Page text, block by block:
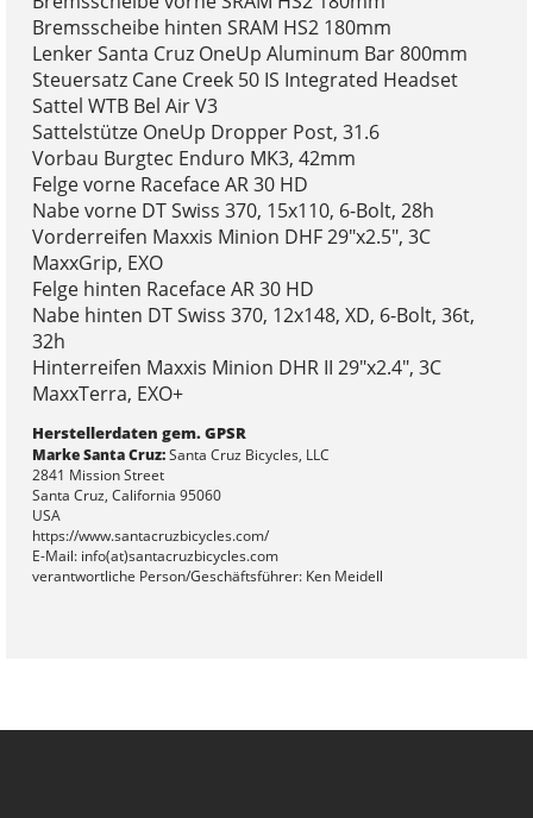
Bremsscheibe hinten SRAM HS2 180mm
Lenker Santa Cruz OneUp Aluminum Bar 800mm
Steuersatz Cane Creek 50 IS Integrated Headset
Sattel WTB Bel Air V3
Sattelstütze OneUp Dropper Post, 31.6
Vorbau Burgtec Enduro MK3, 42mm
Felge vorne Raceface AR 30 HD
Nabe vorne DT Swiss 370, 15x110, 6-Bolt, 28h
Vorderreifen Maxxis Minion DHF 29"x2.5", 3C
MaxxGrip, EXO
Felge hinten Raceface AR 30 HD
Nabe hinten DT Swiss 370, 12x148, XD, 6-Bolt, 36t,
32h
Hinterreifen Maxxis Minion DHR II 29"x2.4", 3C
MaxxTerra, EXO+
Herstellerdaten gem. GPSR
Marke Santa Cruz:Santa Cruz Bicycles, LLC
2841 Mission Street
Santa Cruz, California 95060
USA
https://www.santacruzbicycles.com/
E-Mail: info(at)santacruzbicycles.com
verantwortliche Person/Geschäftsführer: Ken Meidell